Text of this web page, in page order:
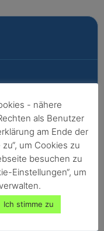
-
- nähere
als Benutzer
am Ende der
um Cookies zu
besuchen zu
Einstellungen“, um
Ich stimme zu